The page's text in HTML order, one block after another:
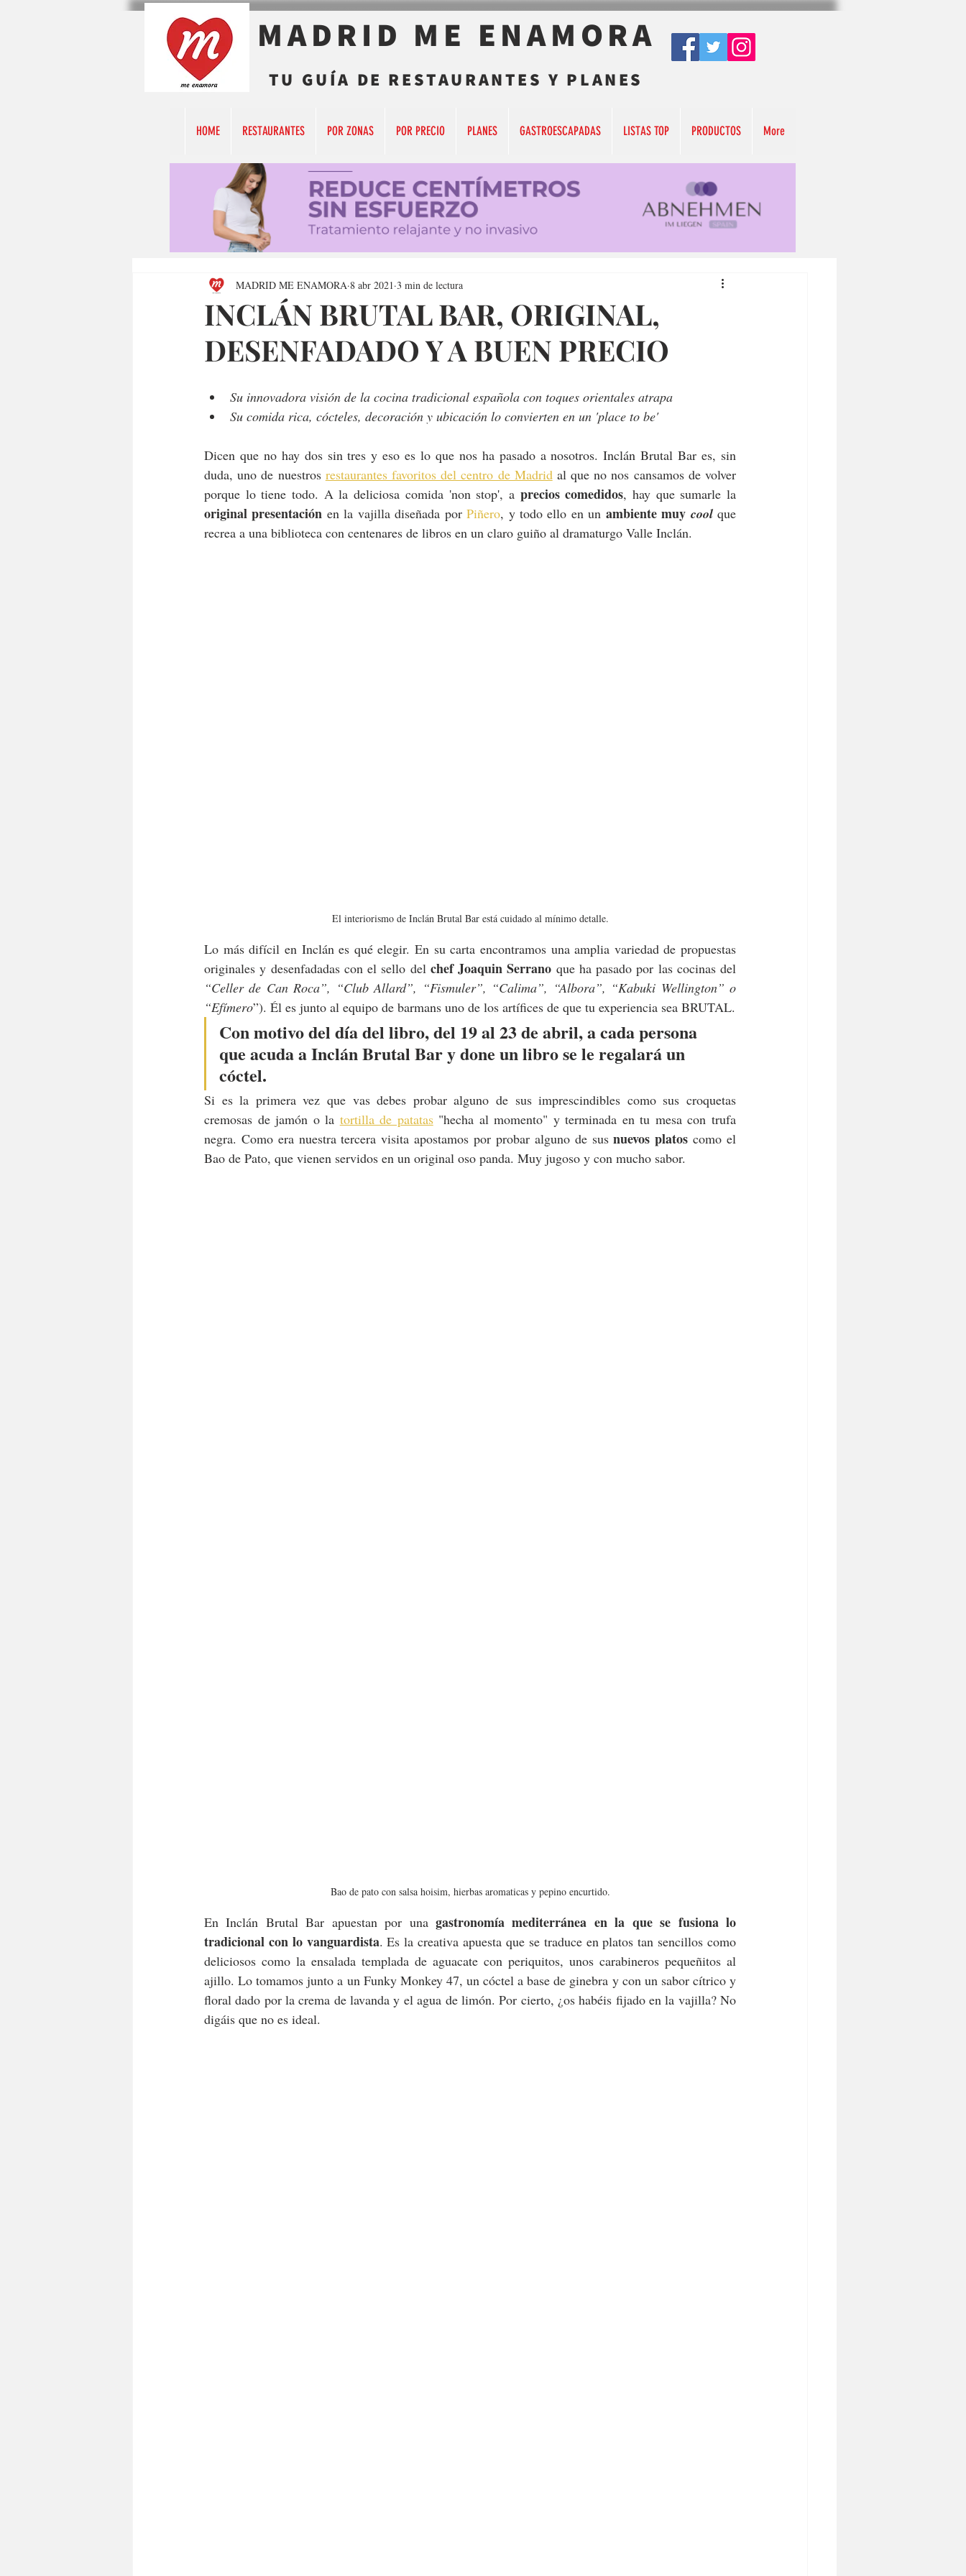
MADRID ME ENAMORA
TU GUÍA DE RESTAURANTES Y PLANES
HOME RESTAURANTES POR ZONAS POR PRECIO PLANES GASTROESCAPADAS LISTAS TOP PRODUCTOS More
INCLÁN BRUTAL BAR, ORIGINAL,
DESENFADADO Y A BUEN PRECIO
MADRID ME ENAMORA 8 abr 2021 3 min de lectura
Su innovadora visión de la cocina tradicional española con toques orientales atrapa
Su comida rica, cócteles, decoración y ubicación lo convierten en un 'place to be'
Dicen que no hay dos sin tres y eso es lo que nos ha pasado a nosotros. Inclán Brutal Bar es, sin
duda, uno de nuestros restaurantes favoritos del centro de Madrid al que no nos cansamos de volver
porque lo tiene todo. A la deliciosa comida 'non stop', a precios comedidos
original presentación en la vajilla diseñada por Piñero, y todo ello en un ambiente muy cool que
recrea a una biblioteca con centenares de libros en un claro guiño al dramaturgo Valle Inclán.
El interiorismo de Inclán Brutal Bar está cuidado al mínimo detalle.
Lo más difícil en Inclán es qué elegir. En su carta encontramos una amplia variedad de propuestas
originales y desenfadadas con el sello del chef Joaquin Serrano
“Celler de Can Roca”, “Club Allard”, “Fismuler”, “Calima”, “Albora”, “Kabuki Wellington” o
“Efímero”). Él es junto al equipo de barmans uno de los artífices de que tu experiencia sea BRUTAL.
Con motivo del día del libro, del 19 al 23 de abril, a cada persona
que acuda a Inclán Brutal Bar y done un libro se le regalará un
cóctel.
Si es la primera vez que vas debes probar alguno de sus imprescindibles como sus croquetas
cremosas de jamón o la tortilla de patatas "hecha al momento" y terminada en tu mesa con trufa
negra. Como era nuestra tercera visita apostamos por probar alguno de sus nuevos platos como el
Bao de Pato, que vienen servidos en un original oso panda. Muy jugoso y con mucho sabor.
Bao de pato con salsa hoisim, hierbas aromaticas y pepino encurtido.
En Inclán Brutal Bar apuestan por una gastronomía mediterránea en la que se fusiona lo
tradicional con lo vanguardista. Es la creativa apuesta que se traduce en platos tan sencillos como
deliciosos como la ensalada templada de aguacate con periquitos, unos carabineros pequeñitos al
ajillo. Lo tomamos junto a un Funky Monkey 47, un cóctel a base de ginebra y con un sabor cítrico y
floral dado por la crema de lavanda y el agua de limón. Por cierto, ¿os habéis fijado en la vajilla? No
digáis que no es ideal.